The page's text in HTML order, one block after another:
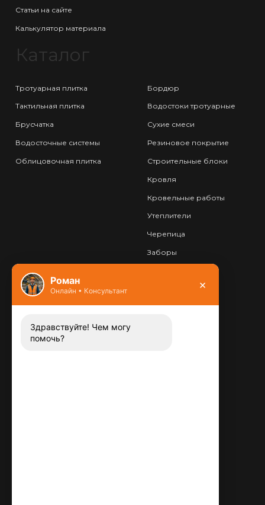
Статьи на сайте
Калькулятор материала
Каталог
Тротуарная плитка
Тактильная плитка
Брусчатка
Водосточные системы
Облицовочная плитка
Бордюр
Водостоки тротуарные
Сухие смеси
Резиновое покрытие
Строительные блоки
Кровля
Кровельные работы
Утеплители
Черепица
Заборы
Контакты
Заказать звонок
Роман
Онлайн • Консультант ×
Здравствуйте! Чем могу
помочь?